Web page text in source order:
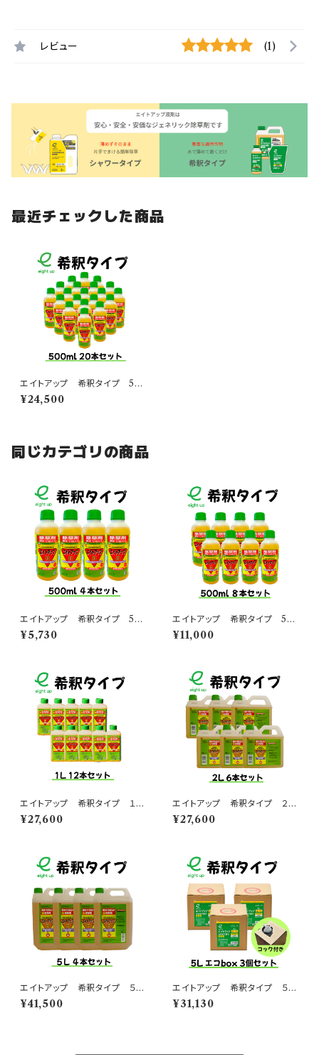
レビュー (1)
最近チェックした商品
エイトアップ 希釈タイプ 50
0mL １ケース ２０本入りセッ
ト
¥24,500
同じカテゴリの商品
エイトアップ 希釈タイプ 50
0mL 4本入りセット
¥5,730
エイトアップ 希釈タイプ 50
0mL ８本入りセット
¥11,000
エイトアップ 希釈タイプ １L
１ケース １２本入りセット
¥27,600
エイトアップ 希釈タイプ ２L
１ケース ６本入りセット
¥27,600
エイトアップ 希釈タイプ ５L
１ケース 4本入りセット
¥41,500
エイトアップ 希釈タイプ ５L
エコbox １ケース ３個入り
セット
¥31,130